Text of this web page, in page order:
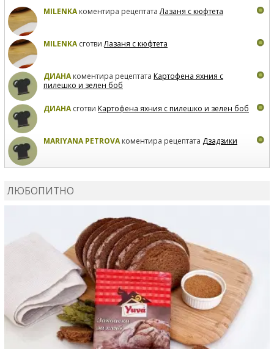
MILENKAкоментира рецептатаЛазаня с кюфтета
MILENKAсготвиЛазаня с кюфтета
ДИАНАкоментира рецептата Картофена яхния с
пилешко и зелен боб
ДИАНАсготви Картофена яхния с пилешко и зелен боб
MARIYANA PETROVAкоментира рецептата Дзадзики
ЛЮБОПИТНО